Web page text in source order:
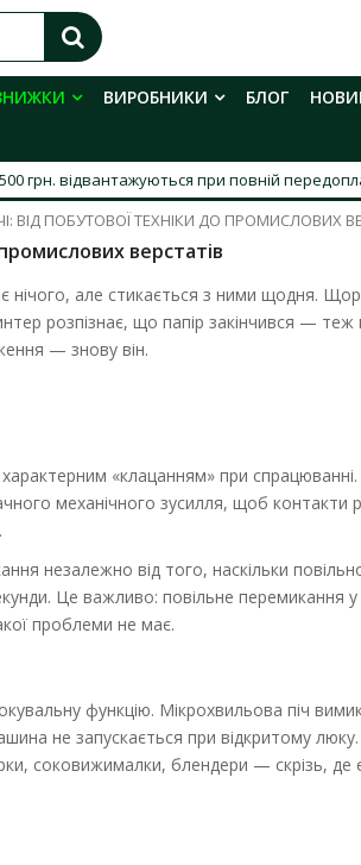
ВИРОБНИКИ БЛОГ
грн. відвантажуються при повній
ПОБУТОВОЇ ТЕХНІКИ ДО ПРОМИСЛОВИХ
верстатів
нічого, але стикається з ними щодня.
розпізнає, що папір закінчився — теж
— знову він.
«клацанням» при
механічного зусилля, щоб контакти
незалежно від того, наскільки
Це важливо: повільне перемикання
проблеми не має.
функцію. Мікрохвильова піч
не запускається при відкритому
соковижималки, блендери — скрізь, де